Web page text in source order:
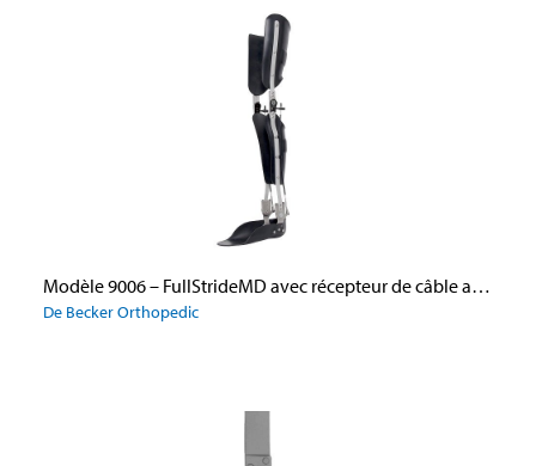
Modèle 9006 – FullStrideMD avec récepteur de câble au talon et GX Assist
De Becker Orthopedic